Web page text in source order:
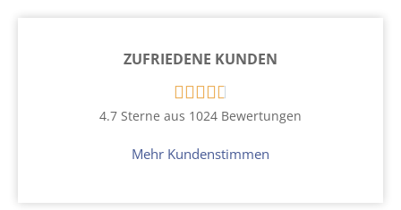
ZUFRIEDENE KUNDEN

4.7 Sterne aus 1024 Bewertungen
Mehr Kundenstimmen